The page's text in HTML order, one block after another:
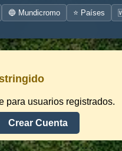
🔵 Mundicromo ⭐ Países
para usuarios registrados.
Crear Cuenta